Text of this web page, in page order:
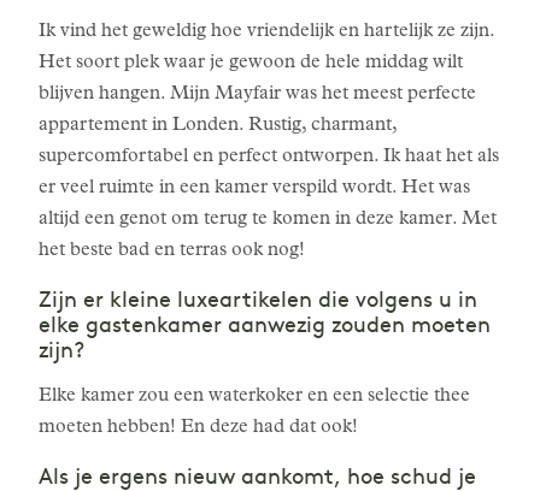
Ik vind het geweldig hoe vriendelijk en hartelijk ze zijn.
Het soort plek waar je gewoon de hele middag wilt
blijven hangen. Mijn Mayfair was het meest perfecte
appartement in Londen. Rustig, charmant,
supercomfortabel en perfect ontworpen. Ik haat het als
er veel ruimte in een kamer verspild wordt. Het was
altijd een genot om terug te komen in deze kamer. Met
het beste bad en terras ook nog!
Zijn er kleine luxeartikelen die volgens u in
elke gastenkamer aanwezig zouden moeten
zijn?
Elke kamer zou een waterkoker en een selectie thee
moeten hebben! En deze had dat ook!
Als je ergens nieuw aankomt, hoe schud je